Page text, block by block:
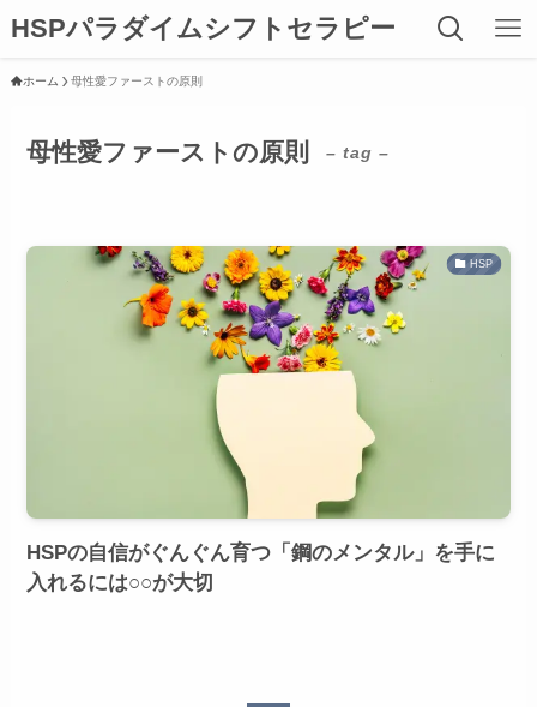
HSPパラダイムシフトセラピー
ホーム 母性愛ファーストの原則
母性愛ファーストの原則 – tag –
HSP
HSPの自信がぐんぐん育つ「鋼のメンタル」を手に
入れるには○○が大切